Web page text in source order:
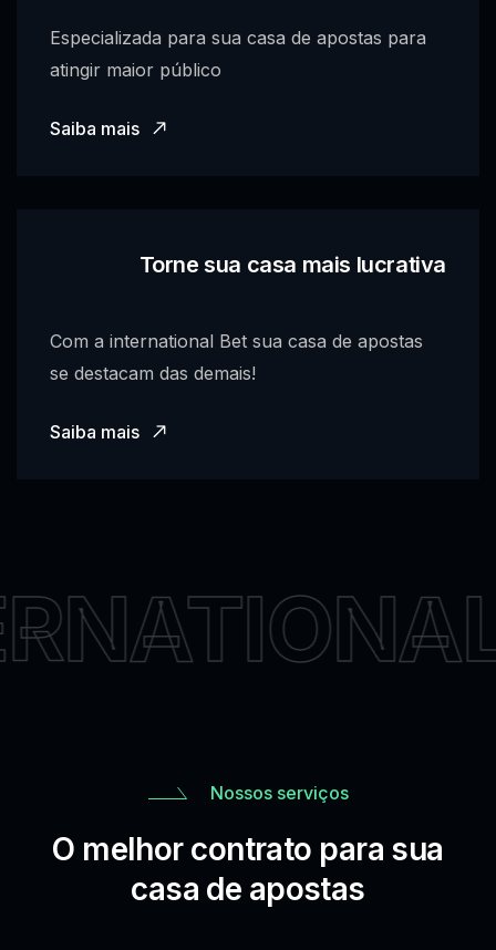
Especializada para sua casa de apostas para
atingir maior público
Saiba mais
Torne sua casa mais lucrativa
Com a international Bet sua casa de apostas
se destacam das demais!
Saiba mais
Nossos serviços
O melhor contrato para sua
casa de apostas